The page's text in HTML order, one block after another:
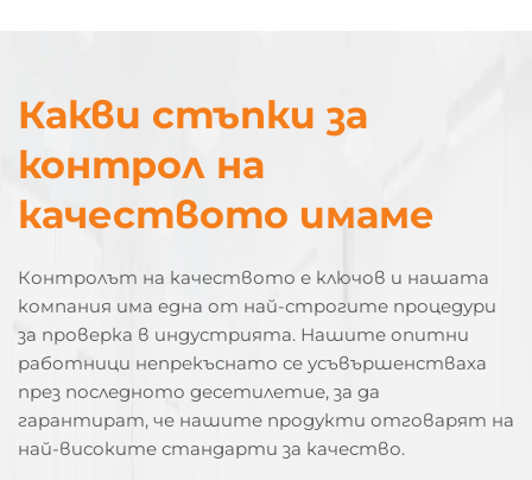
Какви стъпки за
контрол на
качеството имаме
Контролът на качеството е ключов и нашата
компания има една от най-строгите процедури
за проверка в индустрията. Нашите опитни
работници непрекъснато се усъвършенстваха
през последното десетилетие, за да
гарантират, че нашите продукти отговарят на
най-високите стандарти за качество.